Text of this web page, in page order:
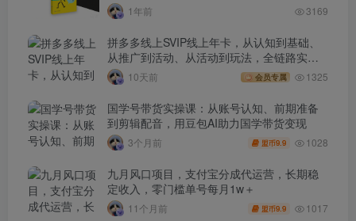
1年前 3169
拼多多线上SVIP线上年卡，从认知到基础、
从推广到活动、从活动到玩法，全链路实战
(260730)
10天前 会员专属 1325
国学号带货实操课：从账号认知、前期准备
到剪辑配音，用豆包AI助力国学带货变现
3个月前 盟币9.9 1028
九月风口项目，支付宝分成代运营，长期稳
定收入，零门槛单号每月1w＋
11个月前 盟币9.9 1017